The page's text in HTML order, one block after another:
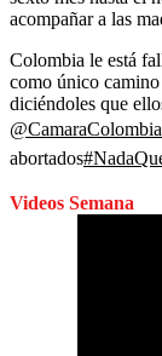
acompañar a las
Colombia le está
como único
diciéndoles que
@CamaraColombia
abortados
Videos Semana